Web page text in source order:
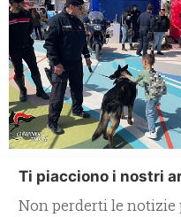
Ti piacciono i nostri
Non perderti le